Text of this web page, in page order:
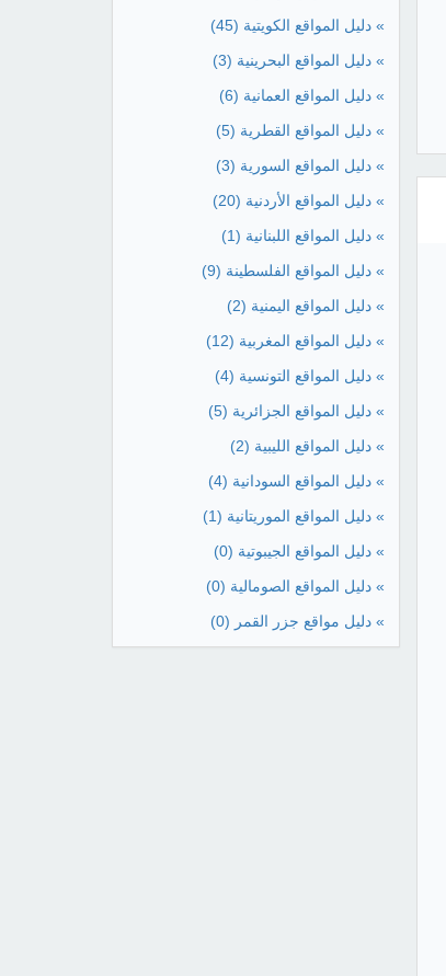
» دليل المواقع الكويتية (45)
» دليل المواقع البحرينية (3)
» دليل المواقع العمانية (6)
» دليل المواقع القطرية (5)
» دليل المواقع السورية (3)
» دليل المواقع الأردنية (20)
» دليل المواقع اللبنانية (1)
» دليل المواقع الفلسطينة (9)
» دليل المواقع اليمنية (2)
» دليل المواقع المغربية (12)
» دليل المواقع التونسية (4)
» دليل المواقع الجزائرية (5)
» دليل المواقع الليبية (2)
» دليل المواقع السودانية (4)
» دليل المواقع الموريتانية (1)
» دليل المواقع الجيبوتية (0)
» دليل المواقع الصومالية (0)
» دليل مواقع جزر القمر (0)